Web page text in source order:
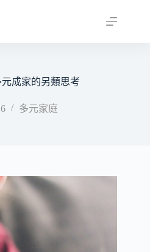
成家的另類思考
多元家庭